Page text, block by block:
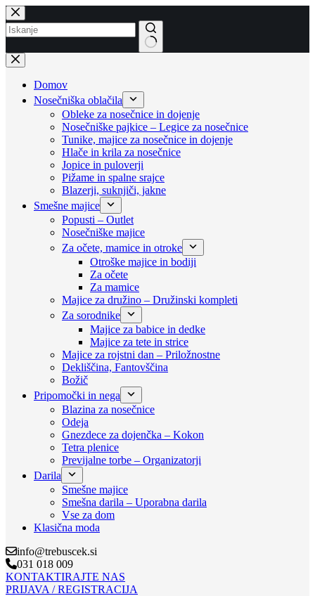
Skip
to
content
No
results
Domov
Nosečniška oblačila
Obleke za nosečnice in dojenje
Nosečniške pajkice – Legice za nosečnice
Tunike, majice za nosečnice in dojenje
Hlače in krila za nosečnice
Jopice in puloverji
Pižame in spalne srajce
Blazerji, suknjiči, jakne
Smešne majice
Popusti – Outlet
Nosečniške majice
Za očete, mamice in otroke
Otroške majice in bodiji
Za očete
Za mamice
Majice za družino – Družinski kompleti
Za sorodnike
Majice za babice in dedke
Majice za tete in strice
Majice za rojstni dan – Priložnostne
Dekliščina, Fantovščina
Božič
Pripomočki in nega
Blazina za nosečnice
Odeja
Gnezdece za dojenčka – Kokon
Tetra plenice
Previjalne torbe – Organizatorji
Darila
Smešne majice
Smešna darila – Uporabna darila
Vse za dom
Klasična moda
info@trebuscek.si
031 018 009
KONTAKTIRAJTE NAS
PRIJAVA / REGISTRACIJA